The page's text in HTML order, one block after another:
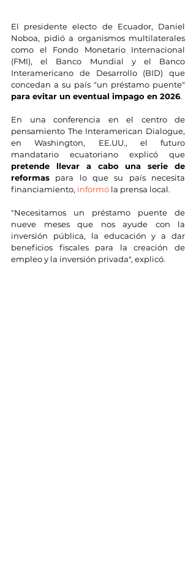
El presidente electo de Ecuador, Daniel
Noboa, pidió a organismos multilaterales
como el Fondo Monetario Internacional
(FMI), el Banco Mundial y el Banco
Interamericano de Desarrollo (BID) que
para evitar un eventual impago en 2026.
En una conferencia en el centro de
pensamiento The Interamerican Dialogue,
en Washington, EE.UU., el futuro
pretende llevar a cabo una serie de
reformas para lo que su país necesita
financiamiento, informó la prensa local.
"Necesitamos un préstamo puente de
nueve meses que nos ayude con la
inversión pública, la educación y a dar
beneficios fiscales para la creación de
empleo y la inversión privada", explicó.